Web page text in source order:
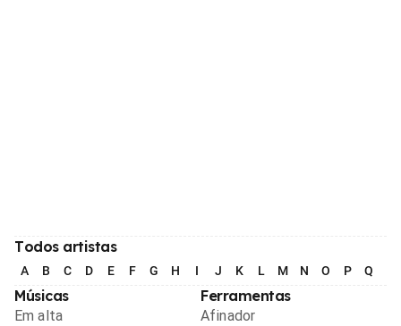
Todos artistas
A B C D E F G H I J K L M N O P Q
Músicas
Em alta
Ferramentas
Afinador